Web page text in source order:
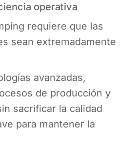
operativa
requiere que las
sean extremadamente
avanzadas,
de producción y
sacrificar la calidad
para mantener la